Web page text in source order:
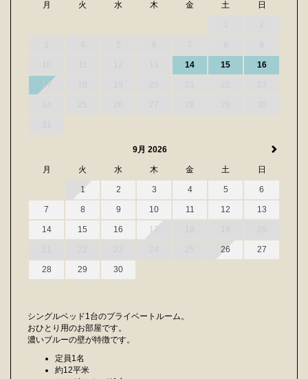
月 火 水 木 金 土 日
14 15 16
17
9月 2026
月 火 水 木 金 土 日
1 2 3 4 5 6
7 8 9 10 11 12 13
14 15 16 17
26 27
28 29 30
シングルベッド1台のプライベートルーム。
おひとり用のお部屋です。
濃いブルーの壁が特徴です。
定員1名
約12平米